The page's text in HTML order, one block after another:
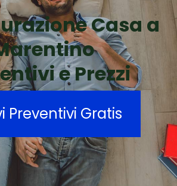
Casa a
e Prezzi
Preventivi Gratis